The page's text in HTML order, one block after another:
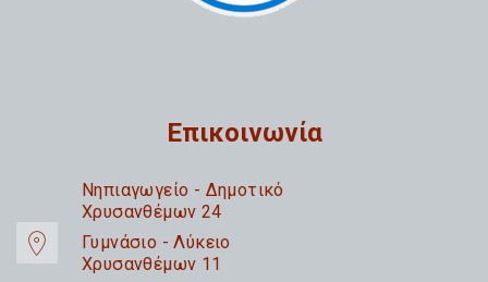
Επικοινωνία
Nηπιαγωγείο - Δημοτικό
Χρυσανθέμων 24
Γυμνάσιο - Λύκειο
Χρυσανθέμων 11